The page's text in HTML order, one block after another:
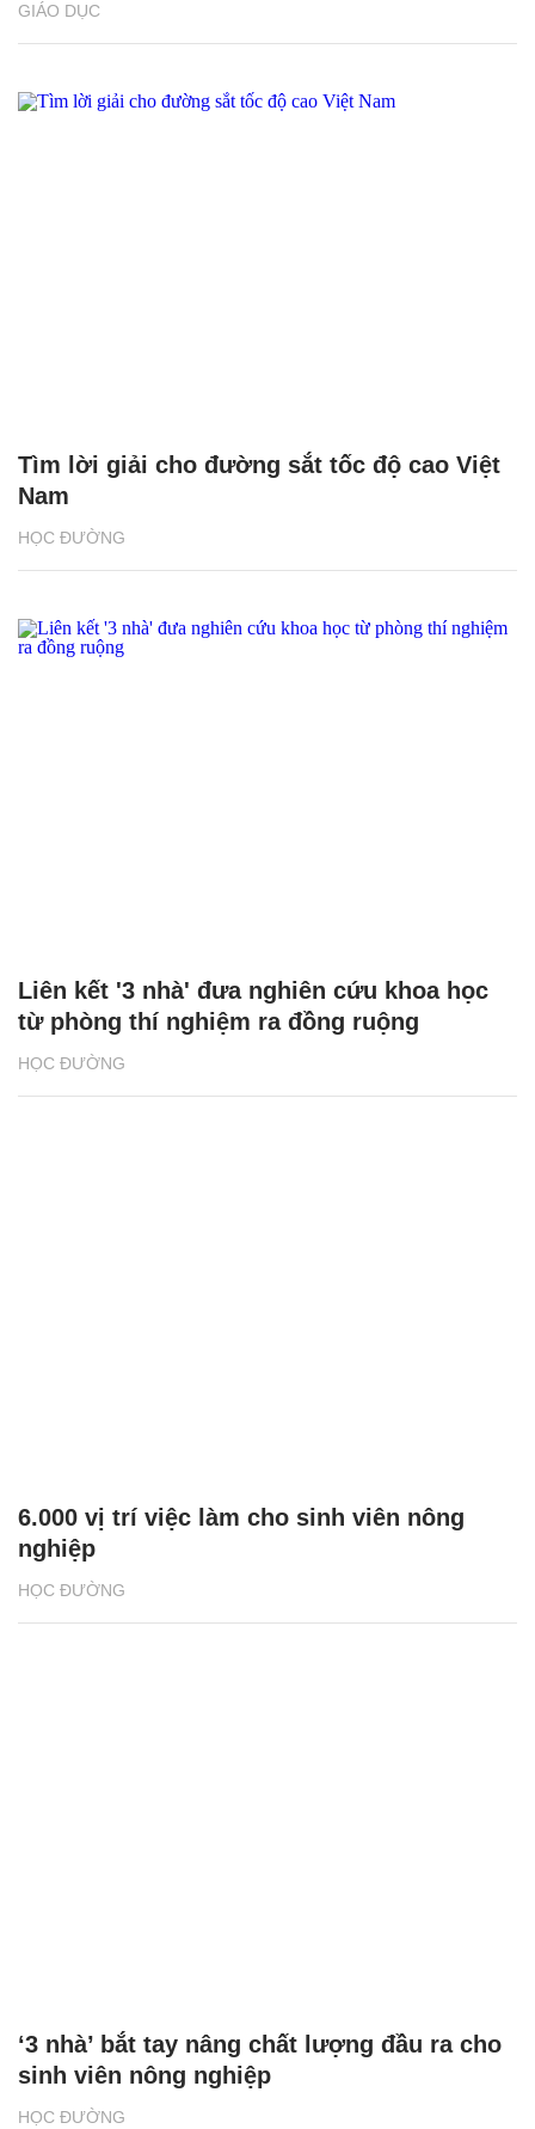
GIÁO DỤC
HỌC ĐƯỜNG
Tìm lời giải cho đường sắt tốc độ cao Việt
Nam
HỌC ĐƯỜNG
Liên kết '3 nhà' đưa nghiên cứu khoa học
từ phòng thí nghiệm ra đồng ruộng
HỌC ĐƯỜNG
6.000 vị trí việc làm cho sinh viên nông
nghiệp
HỌC ĐƯỜNG
‘3 nhà’ bắt tay nâng chất lượng đầu ra cho
sinh viên nông nghiệp